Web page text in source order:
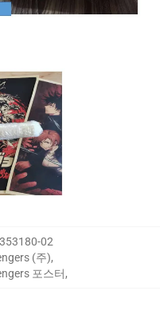
02
(주),
포스터,